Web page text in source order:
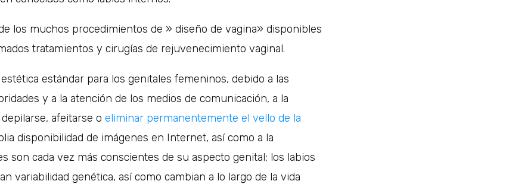
los muchos procedimientos de » diseño de vagina» disponibles
tratamientos y cirugías de rejuvenecimiento vaginal.
estándar para los genitales femeninos, debido a las
y a la atención de los medios de comunicación, a la
afeitarse o eliminar permanentemente el vello de la
disponibilidad de imágenes en Internet, así como a la
son cada vez más conscientes de su aspecto genital; los labios
variabilidad genética, así como cambian a lo largo de la vida